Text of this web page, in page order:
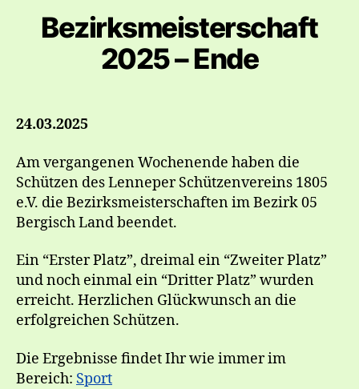
Bezirksmeisterschaft
2025 – Ende
24.03.2025
Am vergangenen Wochenende haben die
Schützen des Lenneper Schützenvereins 1805
e.V. die Bezirksmeisterschaften im Bezirk 05
Bergisch Land beendet.
Ein “Erster Platz”, dreimal ein “Zweiter Platz”
und noch einmal ein “Dritter Platz” wurden
erreicht. Herzlichen Glückwunsch an die
erfolgreichen Schützen.
Die Ergebnisse findet Ihr wie immer im
Bereich: Sport